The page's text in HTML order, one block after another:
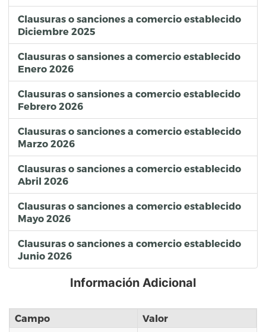
Clausuras o sanciones a comercio establecido
Diciembre 2025
Clausuras o sansiones a comercio establecido
Enero 2026
Clausuras o sansiones a comercio establecido
Febrero 2026
Clausuras o sanciones a comercio establecido
Marzo 2026
Clausuras o sanciones a comercio establecido
Abril 2026
Clausuras o sanciones a comercio establecido
Mayo 2026
Clausuras o sanciones a comercio establecido
Junio 2026
Información Adicional
Campo
Valor